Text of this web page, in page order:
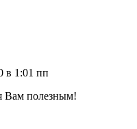
в 1:01 пп
Вам полезным!